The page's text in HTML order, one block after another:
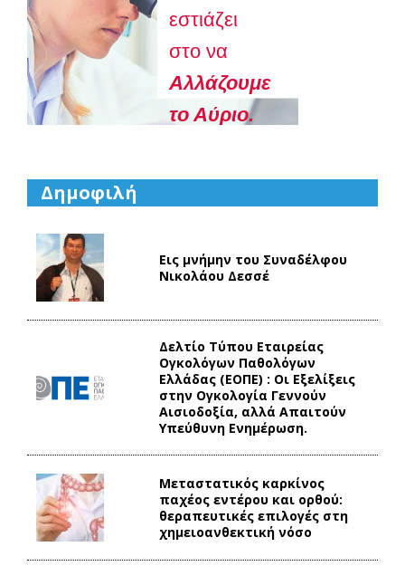
εστιάζει
στο να
Aλλάζουμε
το Αύριο.
Δημοφιλή
Εις μνήμην του Συναδέλφου
Νικολάου Δεσσέ
Δελτίο Τύπου Eταιρείας
Ογκολόγων Παθολόγων
Ελλάδας (ΕΟΠΕ) : Οι Εξελίξεις
στην Ογκολογία Γεννούν
Αισιοδοξία, αλλά Απαιτούν
Υπεύθυνη Ενημέρωση.
Mεταστατικός καρκίνος
παχέος εντέρου και ορθού:
θεραπευτικές επιλογές στη
χημειοανθεκτική νόσο